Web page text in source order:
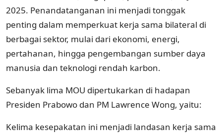
2025. Penandatanganan ini menjadi tonggak
penting dalam memperkuat kerja sama bilateral di
berbagai sektor, mulai dari ekonomi, energi,
pertahanan, hingga pengembangan sumber daya
manusia dan teknologi rendah karbon.
Sebanyak lima MOU dipertukarkan di hadapan
Presiden Prabowo dan PM Lawrence Wong, yaitu:
Kelima kesepakatan ini menjadi landasan kerja sama